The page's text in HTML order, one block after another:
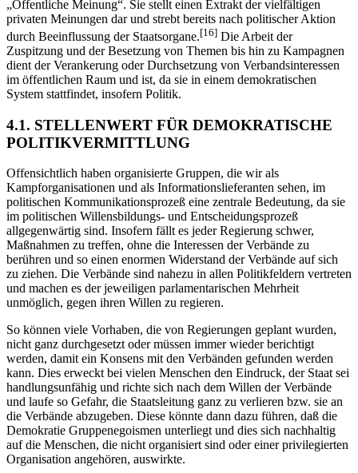
„Öffentliche Meinung“. Sie stellt einen Extrakt der vielfältigen
privaten Meinungen dar und strebt bereits nach politischer Aktion
durch Beeinflussung der Staatsorgane.[16] Die Arbeit der
Zuspitzung und der Besetzung von Themen bis hin zu Kampagnen
dient der Verankerung oder Durchsetzung von Verbandsinteressen
im öffentlichen Raum und ist, da sie in einem demokratischen
System stattfindet, insofern Politik.
4.1. STELLENWERT FÜR DEMOKRATISCHE
POLITIKVERMITTLUNG
Offensichtlich haben organisierte Gruppen, die wir als
Kampforganisationen und als Informationslieferanten sehen, im
politischen Kommunikationsprozeß eine zentrale Bedeutung, da sie
im politischen Willensbildungs- und Entscheidungsprozeß
allgegenwärtig sind. Insofern fällt es jeder Regierung schwer,
Maßnahmen zu treffen, ohne die Interessen der Verbände zu
berühren und so einen enormen Widerstand der Verbände auf sich
zu ziehen. Die Verbände sind nahezu in allen Politikfeldern vertreten
und machen es der jeweiligen parlamentarischen Mehrheit
unmöglich, gegen ihren Willen zu regieren.
So können viele Vorhaben, die von Regierungen geplant wurden,
nicht ganz durchgesetzt oder müssen immer wieder berichtigt
werden, damit ein Konsens mit den Verbänden gefunden werden
kann. Dies erweckt bei vielen Menschen den Eindruck, der Staat sei
handlungsunfähig und richte sich nach dem Willen der Verbände
und laufe so Gefahr, die Staatsleitung ganz zu verlieren bzw. sie an
die Verbände abzugeben. Diese könnte dann dazu führen, daß die
Demokratie Gruppenegoismen unterliegt und dies sich nachhaltig
auf die Menschen, die nicht organisiert sind oder einer privilegierten
Organisation angehören, auswirkte.